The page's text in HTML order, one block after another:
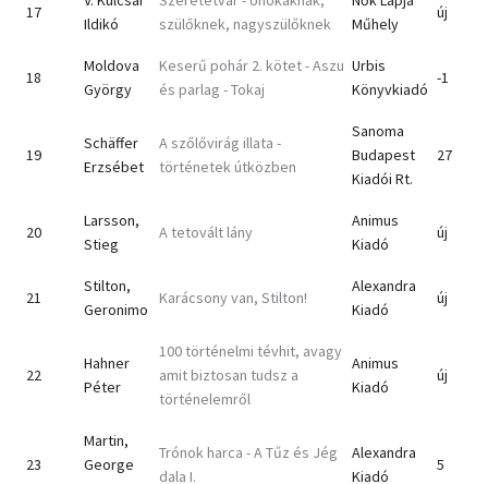
17
Ildikó
szülőknek, nagyszülőknek
Műhely
új
18
Moldova
György
Keserű pohár 2. kötet - Aszu
és parlag - Tokaj
Urbis
Könyvkiadó
-1
19
Schäffer
Erzsébet
A szőlővirág illata -
történetek útközben
Sanoma
Budapest
Kiadói Rt.
27
20
Larsson,
Stieg
A tetovált lány
Animus
Kiadó
új
21
Stilton,
Geronimo
Karácsony van, Stilton!
Alexandra
Kiadó
új
22
Hahner
Péter
100 történelmi tévhit, avagy
amit biztosan tudsz a
történelemről
Animus
Kiadó
új
23
Martin,
George
Trónok harca - A Tűz és Jég
dala I.
Alexandra
Kiadó
5